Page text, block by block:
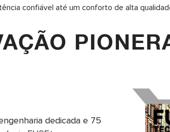
confiável até um conforto de alta
dedicada e 75